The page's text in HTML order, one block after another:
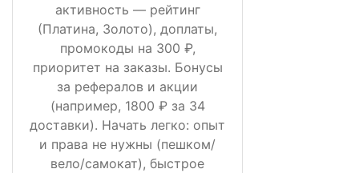
активность — рейтинг
(Платина, Золото), доплаты,
промокоды на 300 ₽,
приоритет на заказы. Бонусы
за рефералов и акции
(например, 1800 ₽ за 34
доставки). Начать легко: опыт
и права не нужны (пешком/
вело/самокат), быстрое